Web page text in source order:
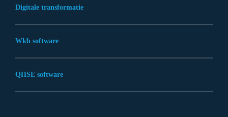
Digitale transformatie
Wkb software
QHSE software